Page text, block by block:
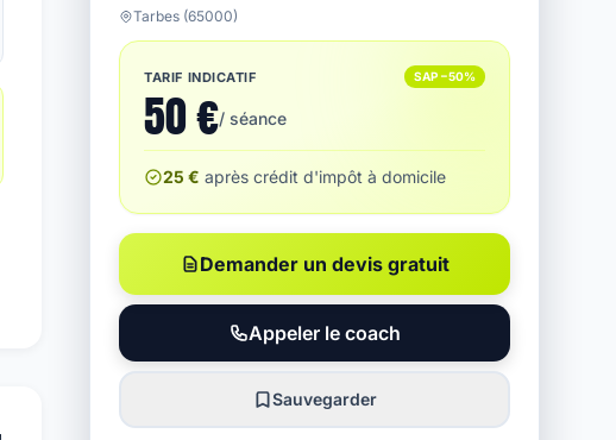
Tarbes (65000)
TARIF INDICATIF SAP −50%
50 €/ séance
25 € après crédit d'impôt à domicile
Demander un devis gratuit
Appeler le coach
Sauvegarder